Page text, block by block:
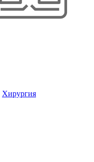
Хирургия